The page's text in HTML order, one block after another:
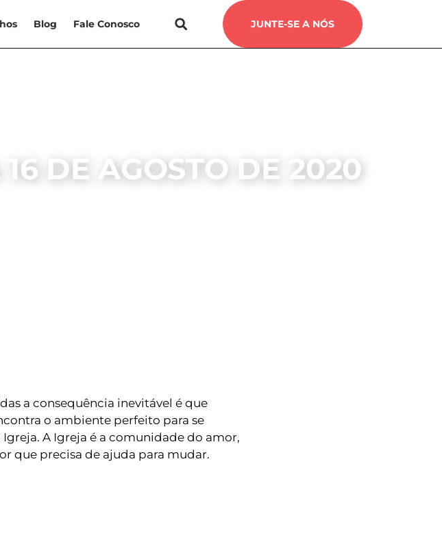
Blog Fale Conosco JUNTE-SE A NÓS
DE AGOSTO DE 2020
a consequência inevitável é que
o ambiente perfeito para se
A Igreja é a comunidade do amor,
que precisa de ajuda para mudar.